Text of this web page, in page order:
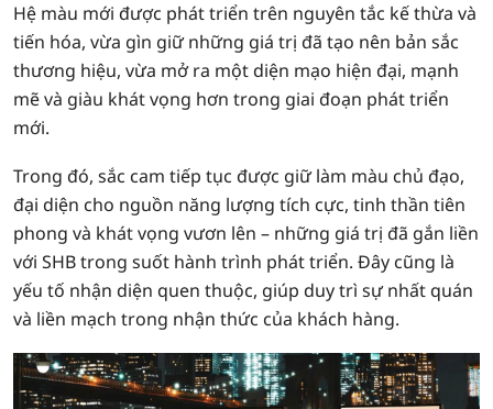
Hệ màu mới được phát triển trên nguyên tắc kế thừa và
tiến hóa, vừa gìn giữ những giá trị đã tạo nên bản sắc
thương hiệu, vừa mở ra một diện mạo hiện đại, mạnh
mẽ và giàu khát vọng hơn trong giai đoạn phát triển
mới.
Trong đó, sắc cam tiếp tục được giữ làm màu chủ đạo,
đại diện cho nguồn năng lượng tích cực, tinh thần tiên
phong và khát vọng vươn lên – những giá trị đã gắn liền
với SHB trong suốt hành trình phát triển. Đây cũng là
yếu tố nhận diện quen thuộc, giúp duy trì sự nhất quán
và liền mạch trong nhận thức của khách hàng.